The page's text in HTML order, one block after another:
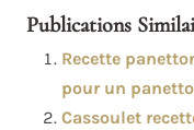
Publications
Recette
pour un
Cassoulet